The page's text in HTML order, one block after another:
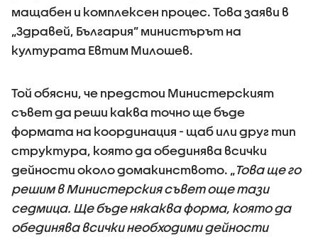
мащабен и комплексен процес. Това заяви в
„Здравей, България” министърът на
културата Евтим Милошев.
Той обясни, че предстои Министерският
съвет да реши каква точно ще бъде
формата на координация - щаб или друг тип
структура, която да обединява всички
дейности около домакинството. „Това ще го
решим в Министерския съвет още тази
седмица. Ще бъде някаква форма, която да
обединява всички необходими дейности